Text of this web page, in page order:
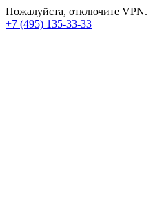
Пожалуйста, отключите VPN.
+7 (495) 135-33-33